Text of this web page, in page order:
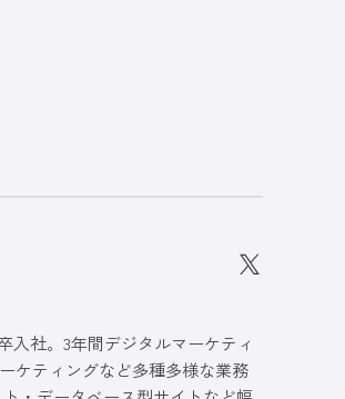
社。3年間デジタルマーケティ
ケティングなど多種多様な業務